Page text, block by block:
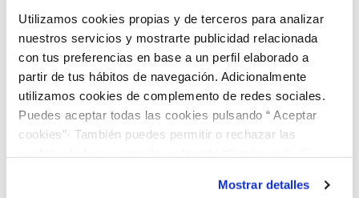
Utilizamos cookies propias y de terceros para analizar
nuestros servicios y mostrarte publicidad relacionada
con tus preferencias en base a un perfil elaborado a
partir de tus hábitos de navegación. Adicionalmente
utilizamos cookies de complemento de redes sociales.
Puedes aceptar todas las cookies pulsando “ Aceptar
cookies”· También puedes permitir o rechazar las
instalación de todas las cookies salvo las necesarias que
Mostrar detalles
hasta 60 metros cúbicos/día para garantizar el
pleno suministro.
En palabras de laalcaldesa de Valls, Dolors
Farré, durante su visita esta mañana al depósito
Palau de Reig: “Se trata de una actuación muy
los vecinos y vecinas de Fontscaldes un suministro